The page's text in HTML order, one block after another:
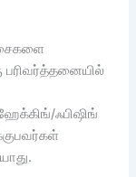
ஃபிஷிங்